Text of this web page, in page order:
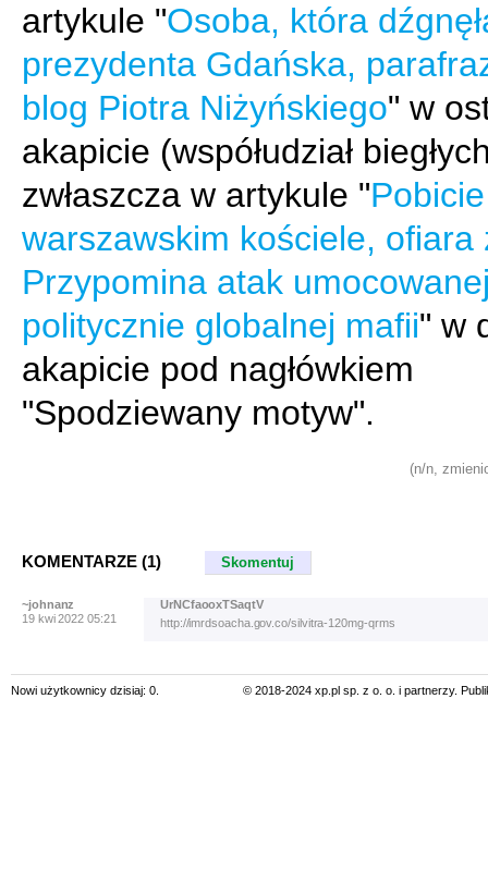
artykule "Osoba, która
prezydenta Gdańska,
blog Piotra Niżyńskiego" w
akapicie (współudział
zwłaszcza w artykule "
warszawskim kościele, ofiara
Przypomina atak
politycznie globalnej mafii" w
akapicie pod nagłówkiem
"Spodziewany motyw".
(n/n,
KOMENTARZE (1) Skomentuj
~johnanz
19 kwi 2022 05:21
UrNCfaooxTSaqtV
http://imrdsoacha.gov.co/silvitra-120mg-qrms
Nowi użytkownicy dzisiaj: 0. © 2018-2024 xp.pl sp. z o. o. i partnerzy.